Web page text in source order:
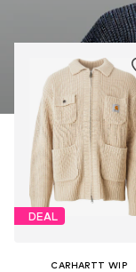
DEAL
CARHARTT WIP